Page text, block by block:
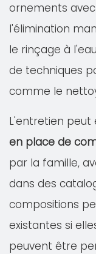
ornements
l'élimination
le rinçage à
de techniques
comme le
L'entretien
en place de
par la famille,
dans des
compositions
existantes si
peuvent être